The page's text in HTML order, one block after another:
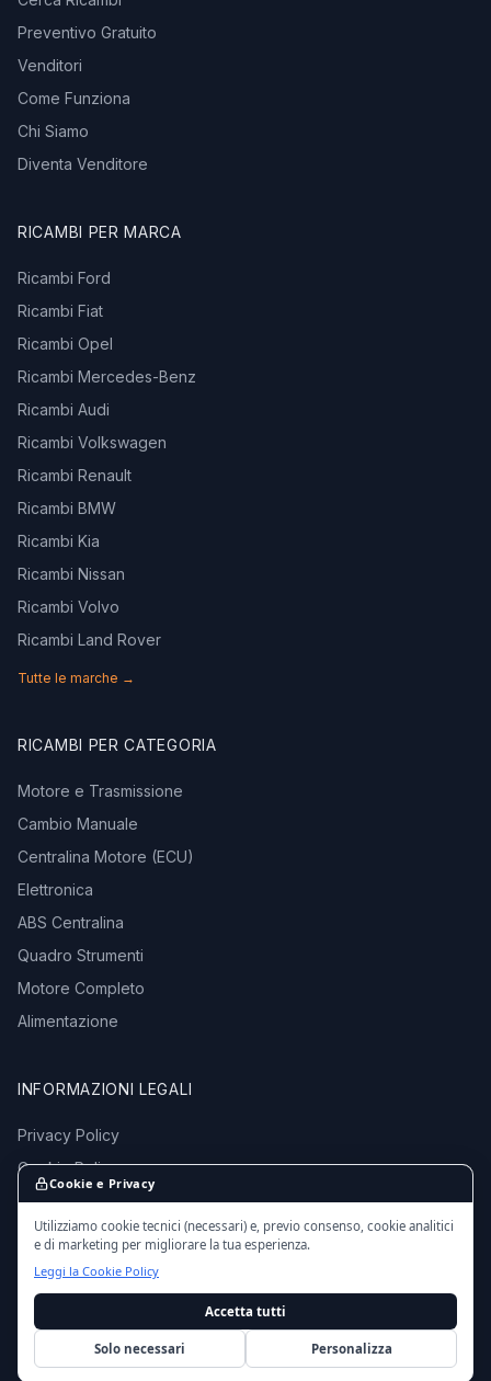
Preventivo Gratuito
Venditori
Come Funziona
Chi Siamo
Diventa Venditore
RICAMBI PER MARCA
Ricambi Ford
Ricambi Fiat
Ricambi Opel
Ricambi Mercedes-Benz
Ricambi Audi
Ricambi Volkswagen
Ricambi Renault
Ricambi BMW
Ricambi Kia
Ricambi Nissan
Ricambi Volvo
Ricambi Land Rover
Tutte le marche →
RICAMBI PER CATEGORIA
Motore e Trasmissione
Cambio Manuale
Centralina Motore (ECU)
Elettronica
ABS Centralina
Quadro Strumenti
Motore Completo
Alimentazione
INFORMAZIONI LEGALI
Privacy Policy
Cookie Policy
Termini e Condizioni
© 2016 - 2026 EmporioMotori.it — Tutti i diritti riservati.
Ricambi auto usati da autodemolizioni certificate in Italia.
Cookie e Privacy
Utilizziamo cookie tecnici (necessari) e, previo consenso, cookie analitici
e di marketing per migliorare la tua esperienza.
Leggi la Cookie Policy
Accetta tutti
Solo necessari Personalizza